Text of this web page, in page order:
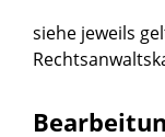
siehe jeweils